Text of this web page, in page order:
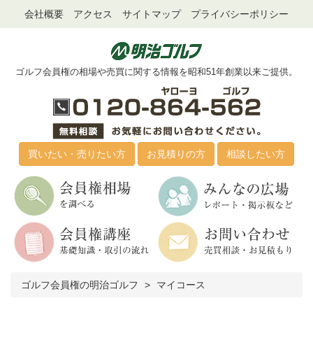
会社概要 アクセス サイトマップ プライバシーポリシー
ゴルフ会員権の相場や売買に関する情報を昭和51年創業以来ご提供。
買いたい・売りたい方 お見積りの方 相談したい方
ゴルフ会員権の明治ゴルフ マイコース